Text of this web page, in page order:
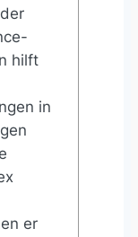
hilft
in
er